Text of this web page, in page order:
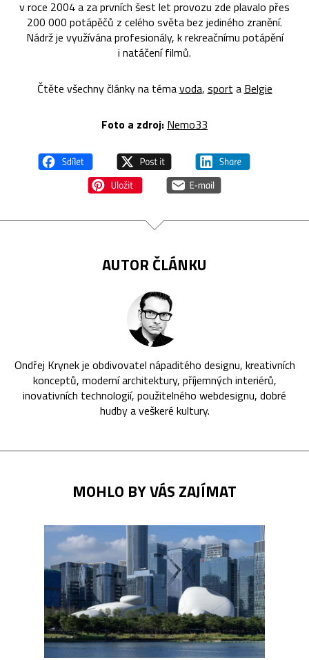
v roce 2004 a za prvních šest let provozu zde plavalo přes
200 000 potápěčů z celého světa bez jediného zranění.
Nádrž je využívána profesionály, k rekreačnímu potápění
i natáčení filmů.
Čtěte všechny články na témavoda, sport a Belgie
Foto a zdroj: Nemo33
AUTOR ČLÁNKU
Ondřej Krynek je obdivovatel nápaditého designu, kreativních
konceptů, moderní architektury, příjemných interiérů,
inovativních technologií, použitelného webdesignu, dobré
hudby a veškeré kultury.
MOHLO BY VÁS ZAJÍMAT